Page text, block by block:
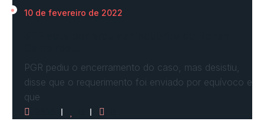
10 de fevereiro de 2022
PGR pediu o encerramento do caso, mas desistiu,
disse que o requerimento foi enviado por equívoco e
que